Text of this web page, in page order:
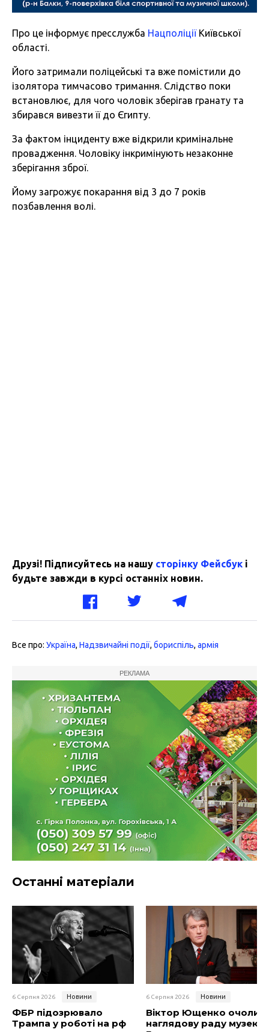
Про це інформує пресслужба НацполіціїКиївської
області.
Його затримали поліцейські та вже помістили до
ізолятора тимчасово тримання. Слідство поки
встановлює, для чого чоловік зберігав гранату та
збирався вивезти її до Єгипту.
За фактом інциденту вже відкрили кримінальне
провадження. Чоловіку інкримінують незаконне
зберігання зброї.
Йому загрожує покарання від 3 до 7 років
позбавлення волі.
Друзі! Підписуйтесь на нашу сторінку Фейсбук і
будьте завжди в курсі останніх новин.
Все про: Україна, Надзвичайні події, бориспіль, армія
РЕКЛАМА
Останні матеріали
6 Серпня 2026 Новини
ФБР підозрювало
Трампа у роботі на рф
6 Серпня 2026 Новини
Віктор Ющенко очолив
наглядову раду музею